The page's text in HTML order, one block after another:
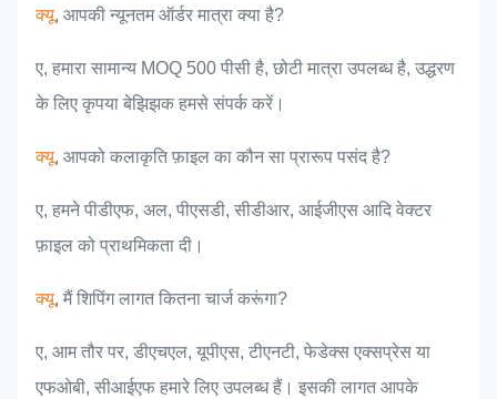
क्यू, आपकी न्यूनतम ऑर्डर मात्रा क्या है?
ए, हमारा सामान्य MOQ 500 पीसी है, छोटी मात्रा उपलब्ध है, उद्धरण
के लिए कृपया बेझिझक हमसे संपर्क करें।
क्यू, आपको कलाकृति फ़ाइल का कौन सा प्रारूप पसंद है?
ए, हमने पीडीएफ, अल, पीएसडी, सीडीआर, आईजीएस आदि वेक्टर
फ़ाइल को प्राथमिकता दी।
क्यू, मैं शिपिंग लागत कितना चार्ज करूंगा?
ए, आम तौर पर, डीएचएल, यूपीएस, टीएनटी, फेडेक्स एक्सप्रेस या
एफओबी, सीआईएफ हमारे लिए उपलब्ध हैं। इसकी लागत आपके